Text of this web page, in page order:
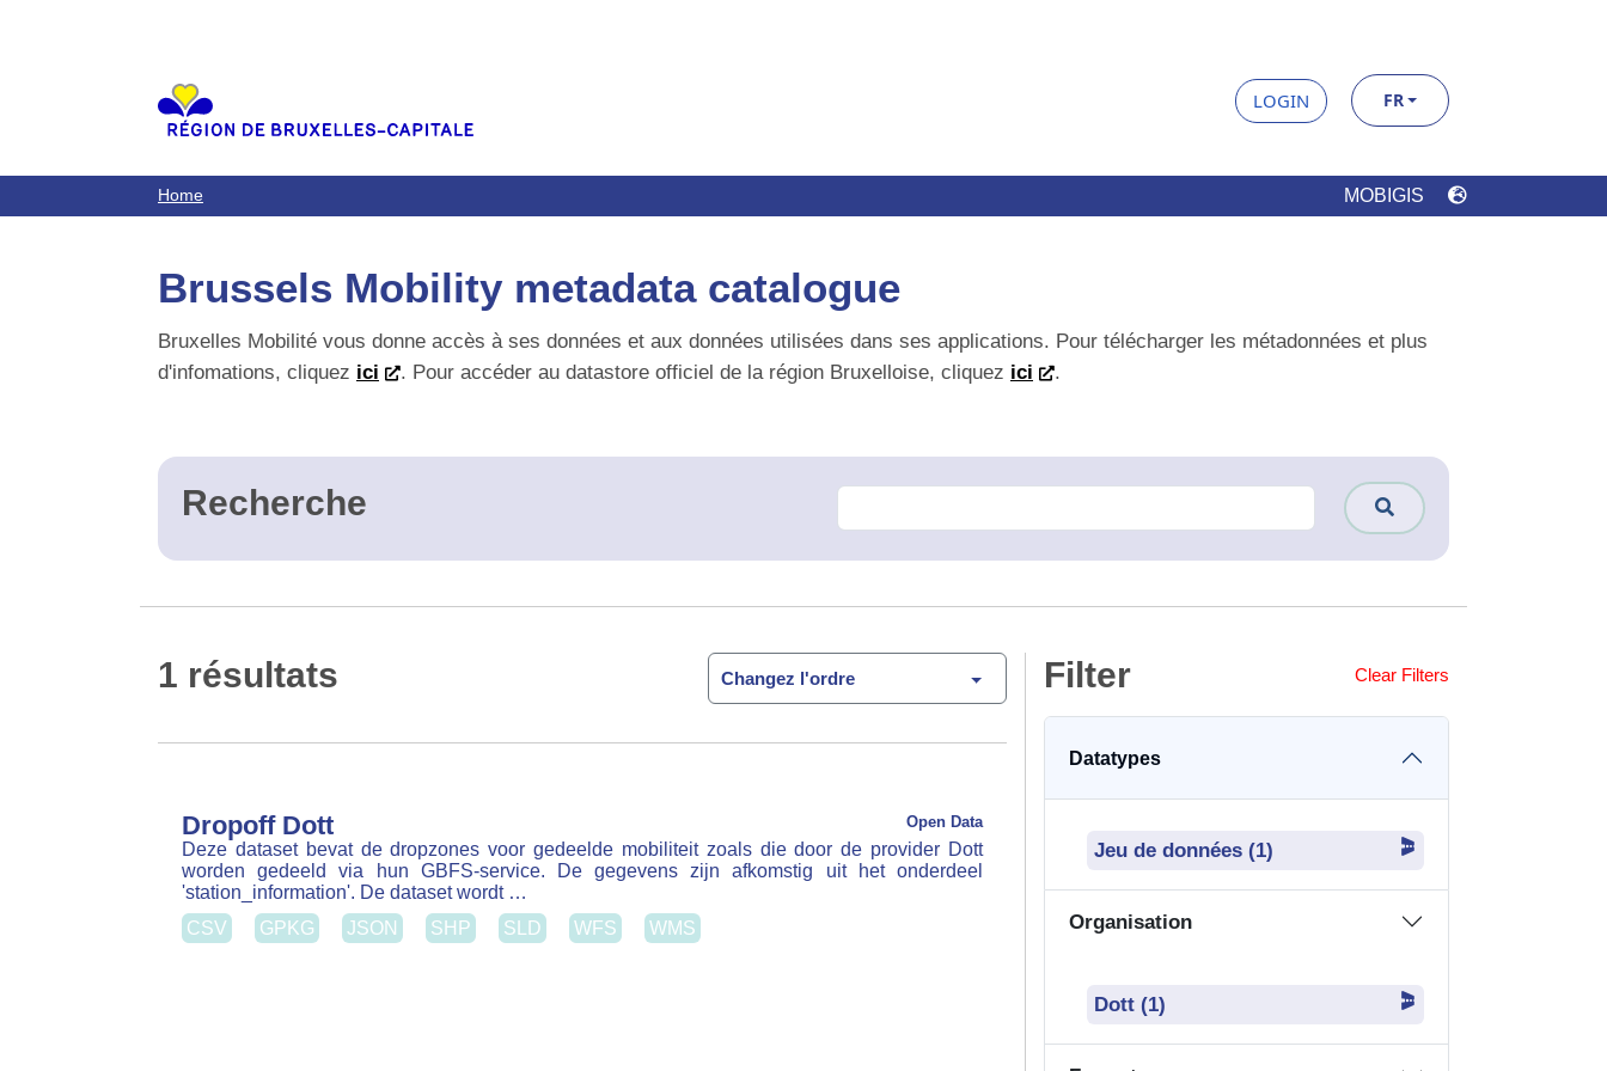
LOGIN FR
Home MOBIGIS
Brussels Mobility metadata catalogue
Bruxelles Mobilité vous donne accès à ses données et aux données utilisées dans ses applications. Pour télécharger les métadonnées et plus
d'infomations, cliquez ici . Pour accéder au datastore officiel de la région Bruxelloise, cliquezici .
Recherche
1 résultats Changez l'ordre
Dropoff Dott Open Data
Deze dataset bevat de dropzones voor gedeelde mobiliteit zoals die door de provider Dott worden
gedeeld via hun GBFS-service. De gegevens zijn afkomstig uit het onderdeel 'station_information'.
De dataset wordt …
CSV
GPKG JSON SHP SLD WFS WMS
Filter Clear Filters
Datatypes
Jeu de données (1)
Organisation
Dott (1)